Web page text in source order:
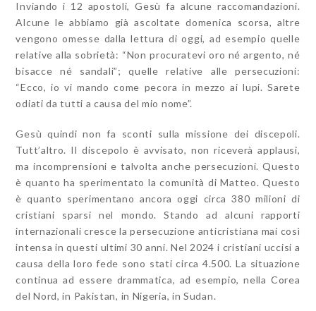
Inviando i 12 apostoli, Gesù fa alcune raccomandazioni.
Alcune le abbiamo già ascoltate domenica scorsa, altre
vengono omesse dalla lettura di oggi, ad esempio quelle
relative alla sobrietà: “Non procuratevi oro né argento, né
bisacce né sandali”; quelle relative alle persecuzioni:
“Ecco, io vi mando come pecora in mezzo ai lupi. Sarete
odiati da tutti a causa del mio nome”.
Gesù quindi non fa sconti sulla missione dei discepoli.
Tutt’altro. Il discepolo è avvisato, non riceverà applausi,
ma incomprensioni e talvolta anche persecuzioni. Questo
è quanto ha sperimentato la comunità di Matteo. Questo
è quanto sperimentano ancora oggi circa 380 milioni di
cristiani sparsi nel mondo. Stando ad alcuni rapporti
internazionali cresce la persecuzione anticristiana mai così
intensa in questi ultimi 30 anni. Nel 2024 i cristiani uccisi a
causa della loro fede sono stati circa 4.500. La situazione
continua ad essere drammatica, ad esempio, nella Corea
del Nord, in Pakistan, in Nigeria, in Sudan.